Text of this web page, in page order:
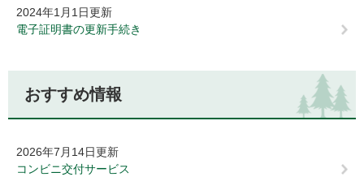
2024年1月1日更新
電子証明書の更新手続き
おすすめ情報
2026年7月14日更新
コンビニ交付サービス